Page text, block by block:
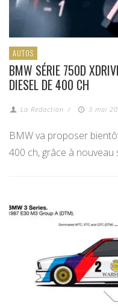
AUTOS
BMW SÉRIE 750D
DIESEL DE 400 CH
La Redaction / 3 mai
BMW va proposer
400 ch, grâce à